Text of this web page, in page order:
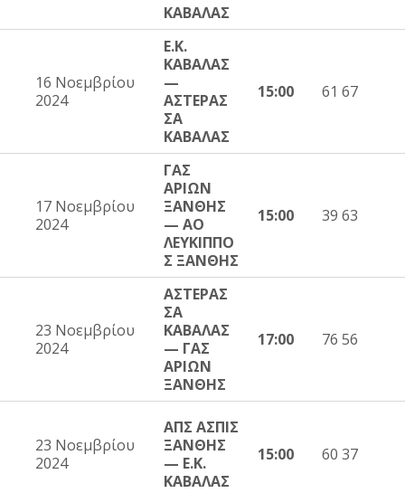
ΚΑΒΑΛΑΣ
16 Νοεμβρίου
2024
Ε.Κ.
ΚΑΒΑΛΑΣ
—
ΑΣΤΕΡΑΣ
ΣΑ
ΚΑΒΑΛΑΣ
15:00 61 67
17 Νοεμβρίου
2024
ΓΑΣ
ΑΡΙΩΝ
ΞΑΝΘΗΣ
— ΑΟ
ΛΕΥΚΙΠΠΟ
Σ ΞΑΝΘΗΣ
15:00 39 63
23 Νοεμβρίου
2024
ΑΣΤΕΡΑΣ
ΣΑ
ΚΑΒΑΛΑΣ
— ΓΑΣ
ΑΡΙΩΝ
ΞΑΝΘΗΣ
17:00 76 56
23 Νοεμβρίου
2024
ΑΠΣ ΑΣΠΙΣ
ΞΑΝΘΗΣ
— Ε.Κ.
ΚΑΒΑΛΑΣ
15:00 60 37